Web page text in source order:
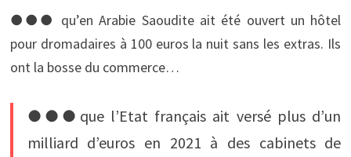
●●● qu’en Arabie Saoudite ait été ouvert un hôtel
pour dromadaires à 100 euros la nuit sans les extras. Ils
ont la bosse du commerce… 
●●●que l’Etat français ait versé plus d’un
milliard d’euros en 2021 à des cabinets de